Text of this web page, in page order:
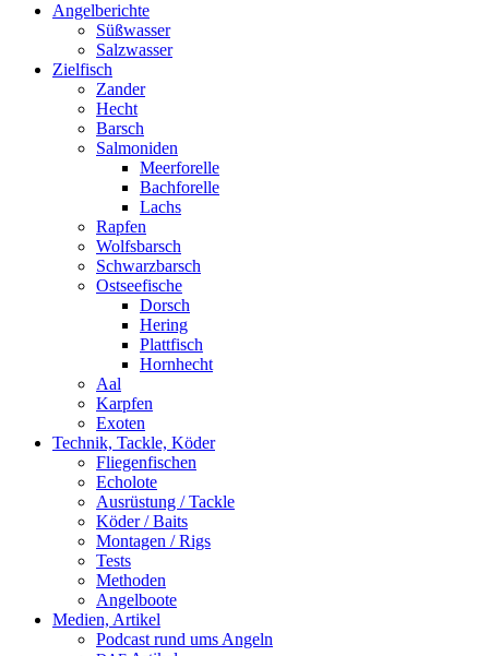
Angelberichte
Süßwasser
Salzwasser
Zielfisch
Zander
Hecht
Barsch
Salmoniden
Meerforelle
Bachforelle
Lachs
Rapfen
Wolfsbarsch
Schwarzbarsch
Ostseefische
Dorsch
Hering
Plattfisch
Hornhecht
Aal
Karpfen
Exoten
Technik, Tackle, Köder
Fliegenfischen
Echolote
Ausrüstung / Tackle
Köder / Baits
Montagen / Rigs
Tests
Methoden
Angelboote
Medien, Artikel
Podcast rund ums Angeln